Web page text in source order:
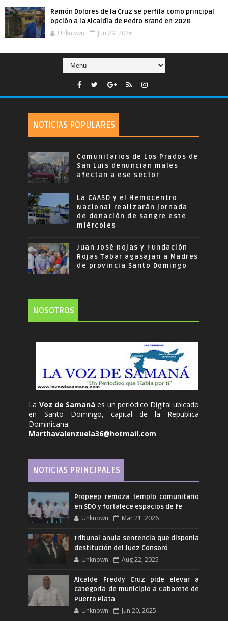
Ramón Dolores de la Cruz se perfila como principal
opción a la Alcaldía de Pedro Brand en 2028
Unknown Jun 29, 2026
NOTICIAS POPULARES
Comunitarios de Los Prados de
San Luis denuncian males
afectan a ese sector
La CAASD y el Hemocentro
Nacional realizarán jornada
de donación de sangre este
miércoles
Juan José Rojas y Fundación
Rojas Tabar agasajan a Madres
de provincia Santo Domingo
NOSOTROS
La Voz de Samanáes un periódico Digital ubicado
en Santo Domingo, capital de la Republica
Dominicana.
Marthavalenzuela36@hotmail.com
NOTICIAS PRINCIPALES
Propeep remoza templo comunitario
en SDO y fortalece espacios de fe
Unknown Mar 21, 2026
Tribunal anula sentencia que disponia
destitución del Juez Consoró
Unknown Aug 22, 2025
Alcalde Freddy Cruz pide elevar a
categoría de municipio a Cabarete de
Puerto Plata
Unknown Jun 20, 2025